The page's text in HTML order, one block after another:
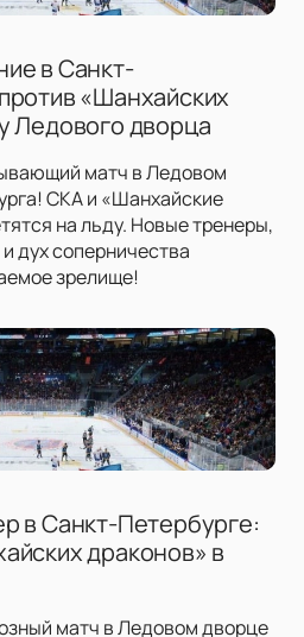
в Санкт-
«Шанхайских
Ледового дворца
матч в Ледовом
СКА и «Шанхайские
на льду. Новые тренеры,
дух соперничества
зрелище!
в Санкт-Петербурге:
драконов» в
матч в Ледовом дворце